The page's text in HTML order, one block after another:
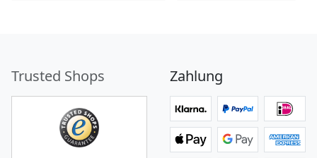
Trusted Shops Zahlung